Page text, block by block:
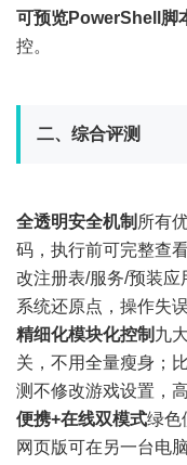
可预览PowerShell脚
控。
二、综合评测
全透明安全机制 所有
码，执行前可完整查
改注册表/服务/预装
系统还原点，操作失
精细化模块化控制 九
关，不用全量瘦身；
测不修改游戏设置，
便携+在线双模式绿色
网页版可在另一台电